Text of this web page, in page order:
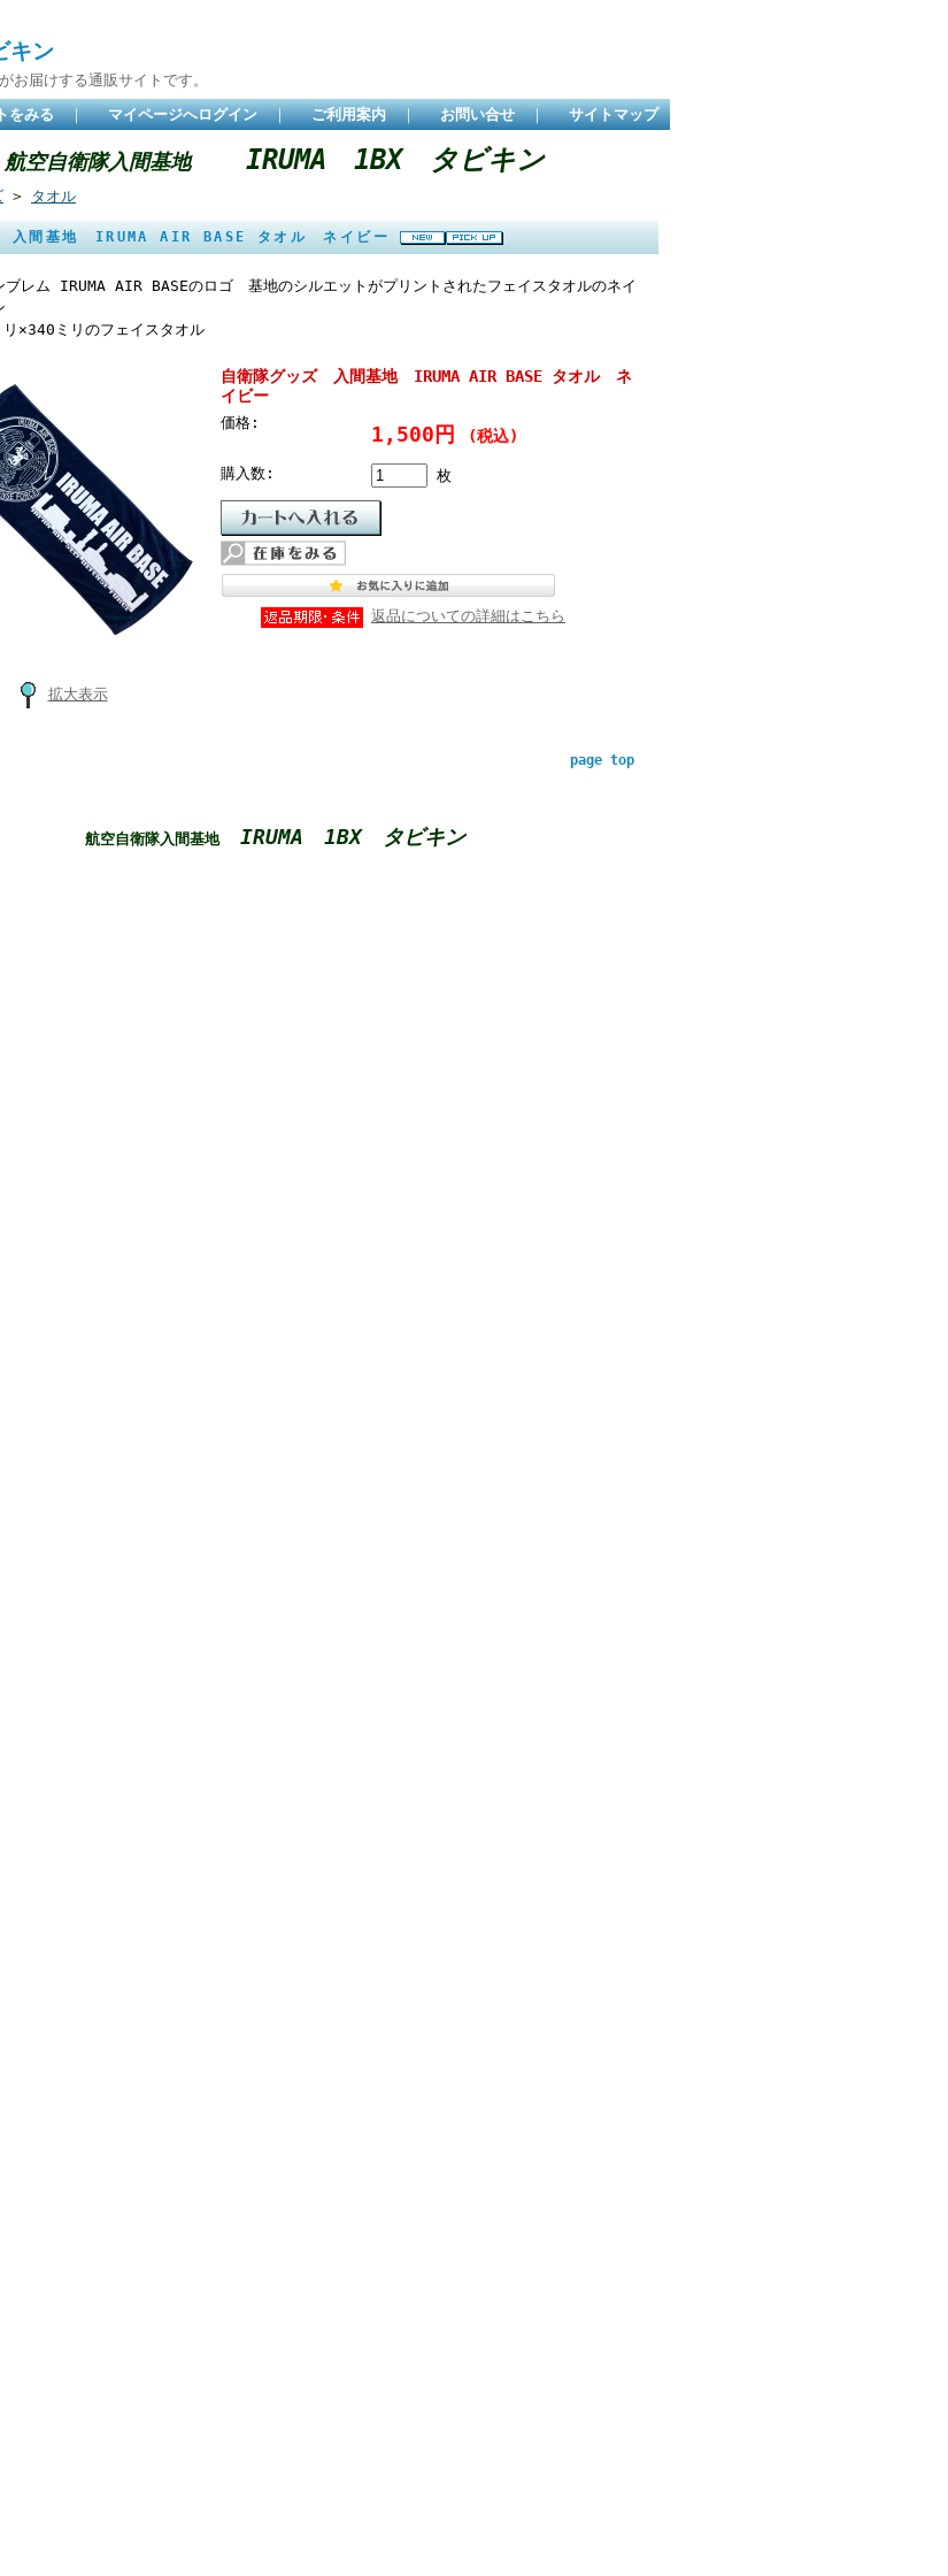
キン
届けする通販サイトです。
をみる ｜ マイページへログイン ｜ ご利用案内 ｜ お問い合せ ｜ サイトマップ
航空自衛隊入間基地 IRUMA 1BX タビキン
> タオル
入間基地 IRUMA AIR BASE タオル ネイビー
ブレム IRUMA AIR BASEのロゴ 基地のシルエットがプリントされたフェイスタオルのネイ
×340ミリのフェイスタオル
拡大表示
自衛隊グッズ 入間基地 IRUMA AIR BASE タオル ネ
イビー
価格: 1,500円 (税込)
購入数: 枚
返品についての詳細はこちら
page top
航空自衛隊入間基地 IRUMA 1BX タビキン